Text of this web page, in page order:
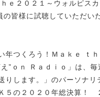
ｅ２０２１～ウォルピス
皆様に試聴していただい
年つくろう！Ｍａｋｅ ｔ
”ｏｎ Ｒａｄｉｏ」は、
りします。」のパーソナ
５の２０２０年総決算！